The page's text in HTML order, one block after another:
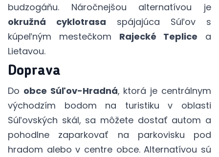
budzogáňu. Náročnejšou alternatívou je
okružná cyklotrasa spájajúca Súľov s
kúpeľným mestečkom Rajecké Teplice a
Lietavou.
Doprava
Do obce Súľov-Hradná, ktorá je centrálnym
východzím bodom na turistiku v oblasti
Súľovských skál, sa môžete dostať autom a
pohodlne zaparkovať na parkovisku pod
hradom alebo v centre obce. Alternatívou sú